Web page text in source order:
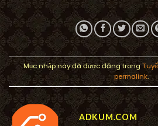
Mục nhập này đã được đăng trong
permalink.
ADKUM.COM